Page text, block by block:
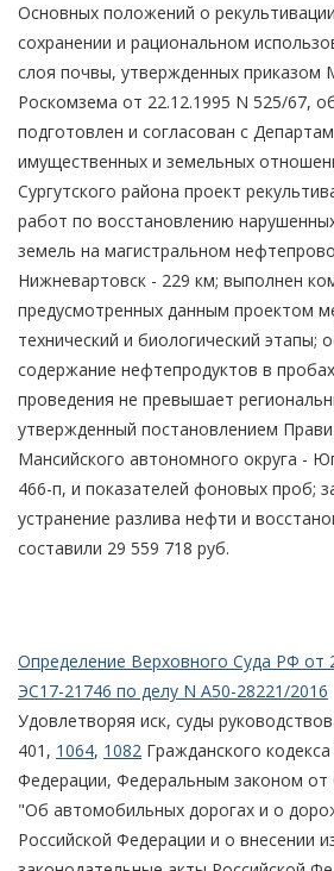
Основных положений о
сохранении и рациональном
слоя почвы, утвержденных приказом
Роскомзема от 22.12.1995 N 525/67,
подготовлен и согласован с
имущественных и земельных
Сургутского района проект
работ по восстановлению
земель на магистральном
Нижневартовск - 229 км; выполнен
предусмотренных данным проектом
технический и биологический этапы;
содержание нефтепродуктов в
проведения не превышает
утвержденный постановлением
Мансийского автономного округа -
466-п, и показателей фоновых проб;
устранение разлива нефти и
составили 29 559 718 руб.
Определение Верховного Суда РФ от
ЭС17-21746 по делу N А50-28221/2016
Удовлетворяя иск, суды
401, 1064, 1082 Гражданского
Федерации, Федеральным законом от
"Об автомобильных дорогах и о
Российской Федерации и о внесении